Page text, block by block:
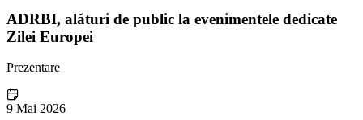
ADRBI, alături de public la evenimentele dedicate
Zilei Europei
Prezentare
9 Mai 2026